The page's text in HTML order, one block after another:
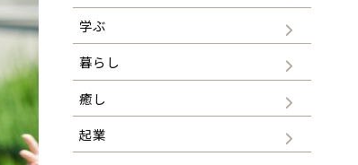
学ぶ
暮らし
癒し
起業